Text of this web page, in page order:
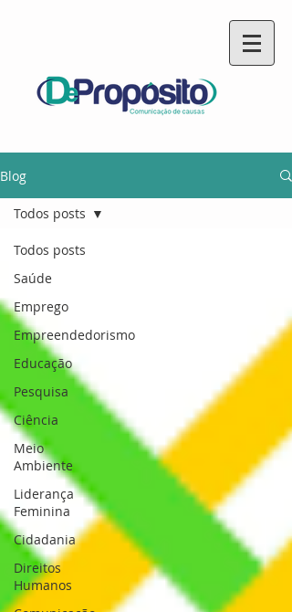
Blog
Todos posts
Saúde
Emprego
Empreendedorismo
Educação
Pesquisa
Ciência
Meio
Ambiente
Liderança
Feminina
Cidadania
Direitos
Humanos
Todos posts